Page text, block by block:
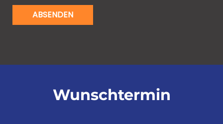
ABSENDEN
Wunschtermin